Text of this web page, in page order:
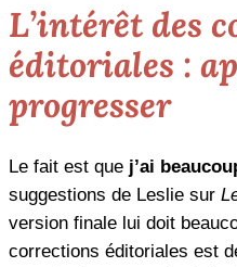
L’intérêt des
éditoriales :
progresser
Le fait est que j’ai
suggestions de Leslie sur
version finale lui doit
corrections éditoriales est